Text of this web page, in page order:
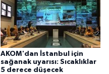
AKOM'dan İstanbul için
sağanak uyarısı: Sıcaklıklar
5 derece düşecek